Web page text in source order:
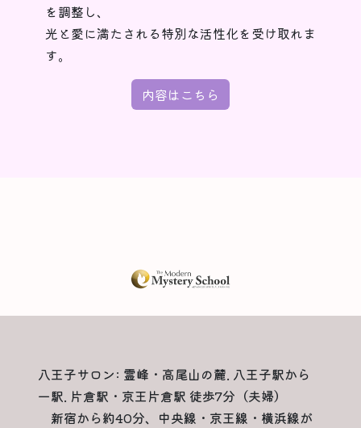
を調整し、
光と愛に満たされる特別な活性化を受け取れま
す。
内容はこちら
八王子サロン: 霊峰・高尾山の麓. 八王子駅から
一駅. 片倉駅・京王片倉駅 徒歩7分（夫婦）
新宿から約40分、中央線・京王線・横浜線が